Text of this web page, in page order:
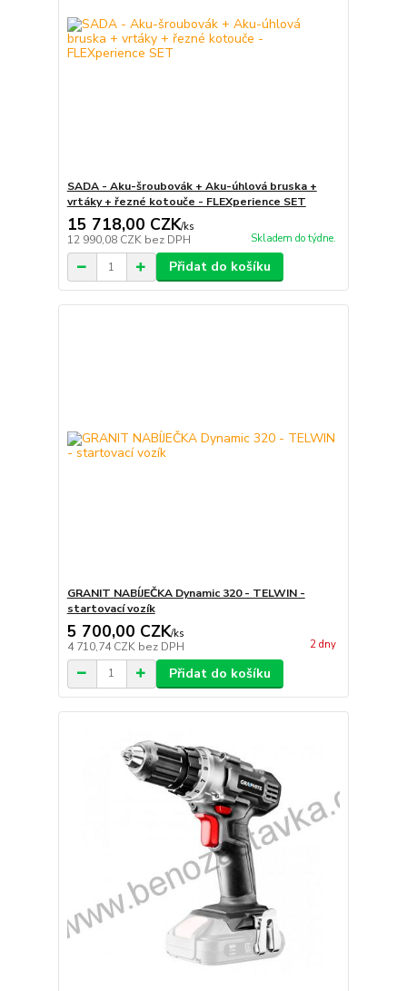
SADA - Aku-šroubovák + Aku-úhlová bruska +
vrtáky + řezné kotouče - FLEXperience SET
15 718,00 CZK/ks
12 990,08 CZK bez DPH Skladem do týdne.
Přidat do košíku
GRANIT NABÍJEČKA Dynamic 320 - TELWIN -
startovací vozík
5 700,00 CZK/ks
4 710,74 CZK bez DPH 2 dny
Přidat do košíku